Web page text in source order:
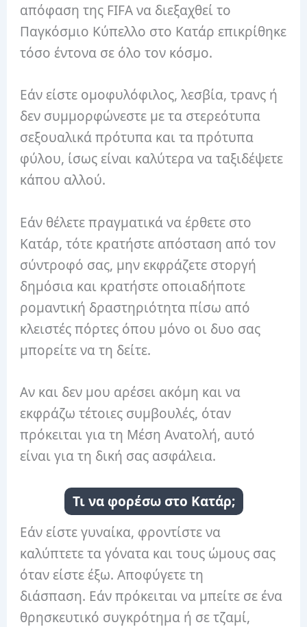
απόφαση της FIFA να διεξαχθεί το
Παγκόσμιο Κύπελλο στο Κατάρ επικρίθηκε
τόσο έντονα σε όλο τον κόσμο.
Εάν είστε ομοφυλόφιλος, λεσβία, τρανς ή
δεν συμμορφώνεστε με τα στερεότυπα
σεξουαλικά πρότυπα και τα πρότυπα
φύλου, ίσως είναι καλύτερα να ταξιδέψετε
κάπου αλλού.
Εάν θέλετε πραγματικά να έρθετε στο
Κατάρ, τότε κρατήστε απόσταση από τον
σύντροφό σας, μην εκφράζετε στοργή
δημόσια και κρατήστε οποιαδήποτε
ρομαντική δραστηριότητα πίσω από
κλειστές πόρτες όπου μόνο οι δυο σας
μπορείτε να τη δείτε.
Αν και δεν μου αρέσει ακόμη και να
εκφράζω τέτοιες συμβουλές, όταν
πρόκειται για τη Μέση Ανατολή, αυτό
είναι για τη δική σας ασφάλεια.
Τι να φορέσω στο Κατάρ;
Εάν είστε γυναίκα, φροντίστε να
καλύπτετε τα γόνατα και τους ώμους σας
όταν είστε έξω. Αποφύγετε τη
διάσπαση. Εάν πρόκειται να μπείτε σε ένα
θρησκευτικό συγκρότημα ή σε τζαμί,